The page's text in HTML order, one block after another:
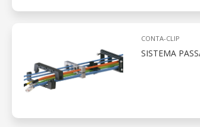
CONTA-CLIP
SISTEMA